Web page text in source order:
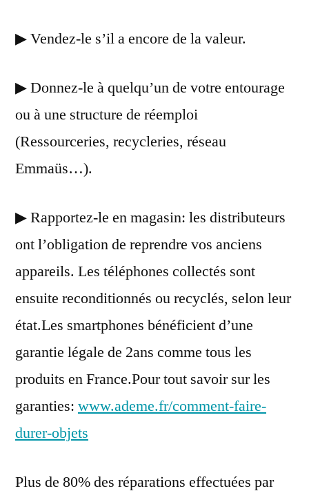
▶ Vendez-le s’il a encore de la valeur.
▶ Donnez-le à quelqu’un de votre entourage
ou à une structure de réemploi
(Ressourceries, recycleries, réseau
Emmaüs…).
▶ Rapportez-le en magasin: les distributeurs
ont l’obligation de reprendre vos anciens
appareils. Les téléphones collectés sont
ensuite reconditionnés ou recyclés, selon leur
état.Les smartphones bénéficient d’une
garantie légale de 2ans comme tous les
produits en France.Pour tout savoir sur les
garanties: www.ademe.fr/comment-faire-
durer-objets
Plus de 80% des réparations effectuées par